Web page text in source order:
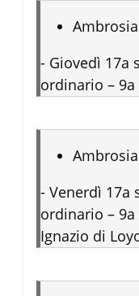
- Giovedì 17a
ordinario –
- Venerdì 17a
ordinario – 9a
Ignazio di